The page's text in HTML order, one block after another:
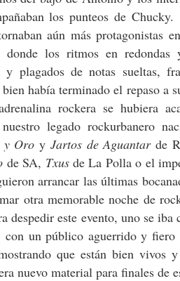
los punteos de
aún más protagonistas
donde los ritmos en redondas
plagados de notas sueltas,
había terminado el repaso a
rockera se hubiera
legado rockurbanero
y Oro y Jartos de Aguantarde
de SA, Txusde La Polla o el
arrancar las últimas
otra memorable noche de
este evento, uno se iba
un público aguerrido y fiero
que están bien vivos
nuevo material para finales de